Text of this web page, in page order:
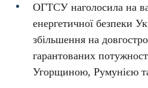
ОГТСУ наголосила на
енергетичної безпеки
збільшення на
гарантованих
Угорщиною, Румунією